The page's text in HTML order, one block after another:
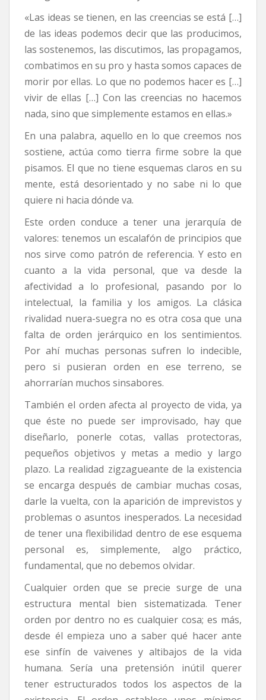
«Las ideas se tienen, en las creencias se está […]
de las ideas podemos decir que las producimos,
las sostenemos, las discutimos, las propagamos,
combatimos en su pro y hasta somos capaces de
morir por ellas. Lo que no podemos hacer es […]
vivir de ellas […] Con las creencias no hacemos
nada, sino que simplemente estamos en ellas.»
En una palabra, aquello en lo que creemos nos
sostiene, actúa como tierra firme sobre la que
pisamos. El que no tiene esquemas claros en su
mente, está desorientado y no sabe ni lo que
quiere ni hacia dónde va.
Este orden conduce a tener una jerarquía de
valores: tenemos un escalafón de principios que
nos sirve como patrón de referencia. Y esto en
cuanto a la vida personal, que va desde la
afectividad a lo profesional, pasando por lo
intelectual, la familia y los amigos. La clásica
rivalidad nuera-suegra no es otra cosa que una
falta de orden jerárquico en los sentimientos.
Por ahí muchas personas sufren lo indecible,
pero si pusieran orden en ese terreno, se
ahorrarían muchos sinsabores.
También el orden afecta al proyecto de vida, ya
que éste no puede ser improvisado, hay que
diseñarlo, ponerle cotas, vallas protectoras,
pequeños objetivos y metas a medio y largo
plazo. La realidad zigzagueante de la existencia
se encarga después de cambiar muchas cosas,
darle la vuelta, con la aparición de imprevistos y
problemas o asuntos inesperados. La necesidad
de tener una flexibilidad dentro de ese esquema
personal es, simplemente, algo práctico,
fundamental, que no debemos olvidar.
Cualquier orden que se precie surge de una
estructura mental bien sistematizada. Tener
orden por dentro no es cualquier cosa; es más,
desde él empieza uno a saber qué hacer ante
ese sinfín de vaivenes y altibajos de la vida
humana. Sería una pretensión inútil querer
tener estructurados todos los aspectos de la